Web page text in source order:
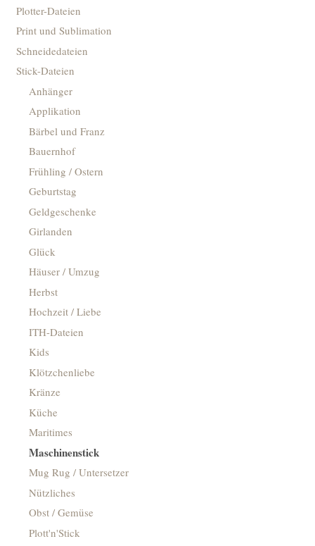
Plotter-Dateien
Print und Sublimation
Schneidedateien
Stick-Dateien
Anhänger
Applikation
Bärbel und Franz
Bauernhof
Frühling / Ostern
Geburtstag
Geldgeschenke
Girlanden
Glück
Häuser / Umzug
Herbst
Hochzeit / Liebe
ITH-Dateien
Kids
Klötzchenliebe
Kränze
Küche
Maritimes
Maschinenstick
Mug Rug / Untersetzer
Nützliches
Obst / Gemüse
Plott'n'Stick